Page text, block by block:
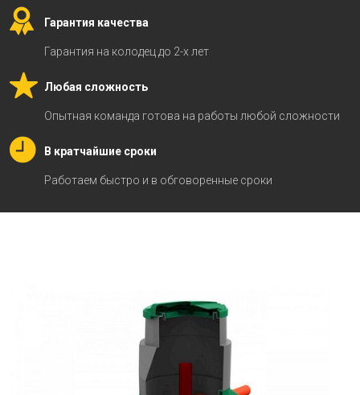
Гарантия качества
Гарантия на колодец до 2-х лет
Любая сложность
Опытная команда готова на работы любой сложности
В кратчайшие сроки
Работаем быстро и в обговоренные сроки